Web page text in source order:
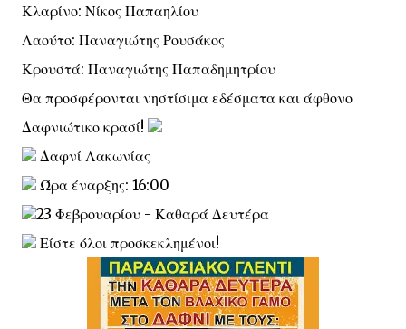
Κλαρίνο: Νίκος Παπαηλίου
Λαούτο: Παναγιώτης Ρουσάκος
Κρουστά: Παναγιώτης Παπαδημητρίου
Θα προσφέρονται νηστίσιμα εδέσματα και άφθονο
Δαφνιώτικο κρασί!
Δαφνί Λακωνίας
Ώρα έναρξης: 16:00
23 Φεβρουαρίου - Καθαρά Δευτέρα
Είστε όλοι προσκεκλημένοι!